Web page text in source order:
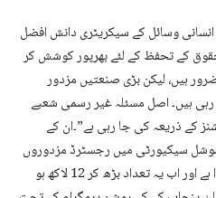
وسائل کے سیکریٹری دانش افضل
کے تحفظ کے لئے بھرپور کوشش کر
ہیں، لیکن بڑی صنعتیں مزدور
رہی ہیں۔ اصل مسئلہ غیر رسمی شعبے
کے ذریعہ کی جا رہی ہے”۔ان کے
سیکیورٹی میں رجسٹرڈ مزدوروں
کی تعداد میں 150,000 کا اضافہ ہوا ہے اور اب یہ تعداد بڑھ کر 12 لاکھ ہو